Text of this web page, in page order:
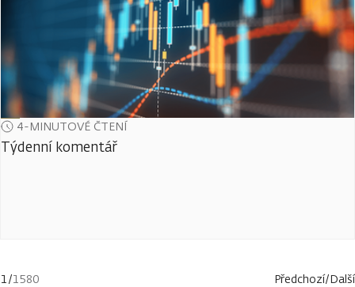
4-MINUTOVÉ ČTENÍ
Týdenní komentář
1/1580 Předchozí/Další